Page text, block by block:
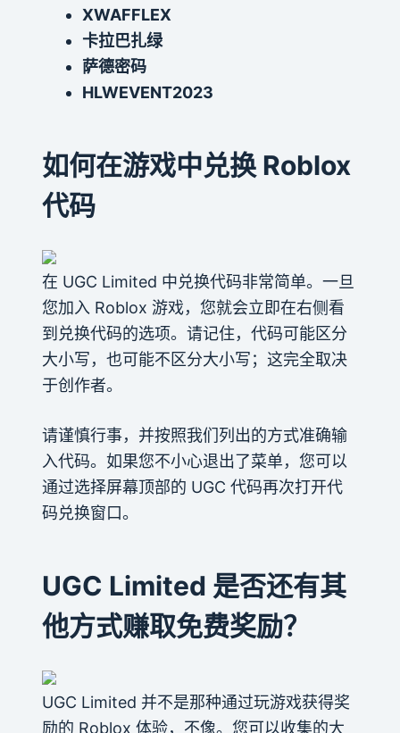
XWAFFLEX
卡拉巴扎绿
萨德密码
HLWEVENT2023
如何在游戏中兑换 Roblox
代码
在 UGC Limited 中兑换代码非常简单。一旦
您加入 Roblox 游戏，您就会立即在右侧看
到兑换代码的选项。请记住，代码可能区分
大小写，也可能不区分大小写；这完全取决
于创作者。
请谨慎行事，并按照我们列出的方式准确输
入代码。如果您不小心退出了菜单，您可以
通过选择屏幕顶部的 UGC 代码再次打开代
码兑换窗口。
UGC Limited 是否还有其
他方式赚取免费奖励？
UGC Limited 并不是那种通过玩游戏获得奖
励的 Roblox 体验，不像。您可以收集的大